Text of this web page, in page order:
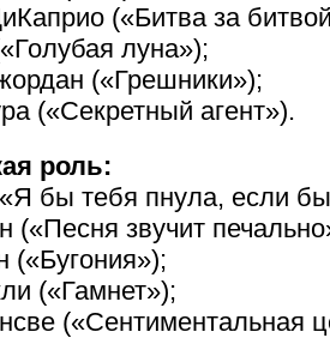
(«Битва за
луна»);
(«Грешники»);
(«Секретный агент»).
роль:
бы тебя пнула, если
звучит
(«Гамнет»);
(«Сентиментальная